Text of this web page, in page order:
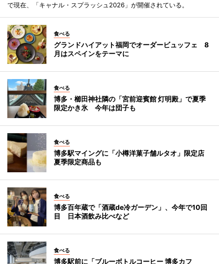
で現在、「キャナル・スプラッシュ2026」が開催されている。
食べる
グランドハイアット福岡でオーダービュッフェ 8
月はスペインをテーマに
食べる
博多・櫛田神社隣の「宮前迎賓館 灯明殿」で夏季
限定かき氷 今年は団子も
食べる
博多駅マイングに「小樽洋菓子舗ルタオ」限定店
夏季限定商品も
食べる
博多百年蔵で「酒蔵de冷ガーデン」、今年で10回
目 日本酒飲み比べなど
食べる
博多駅前に「ブルーボトルコーヒー 博多カフ